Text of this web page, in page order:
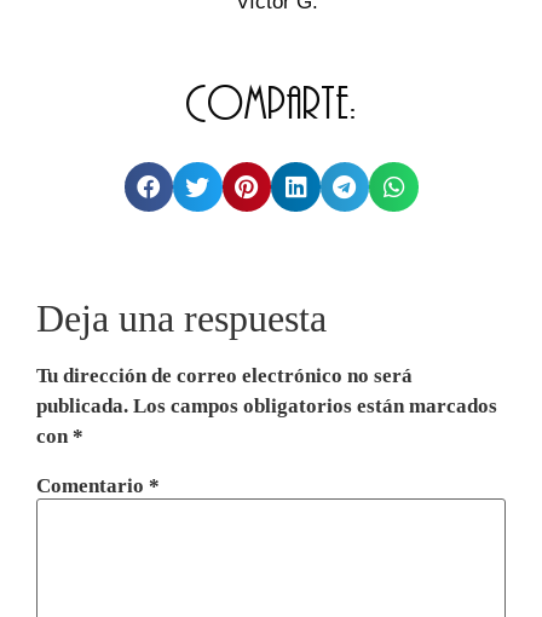
Comparte:
Deja una respuesta
Tu dirección de correo electrónico no será
publicada. Los campos obligatorios están marcados
con *
Comentario *